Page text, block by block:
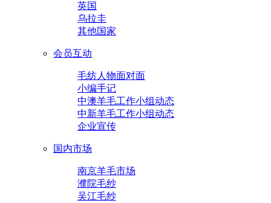
英国
乌拉圭
其他国家
会员互动
毛纺人物面对面
小编手记
中澳羊毛工作小组动态
中新羊毛工作小组动态
企业宣传
国内市场
南京羊毛市场
濮院毛纱
吴江毛纱